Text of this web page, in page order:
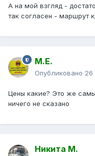
А на мой взгляд -
так согласен - маршрут
М.Е.
Опубликовано 26
Цены какие? Это же
ничего не сказано
Никита М.